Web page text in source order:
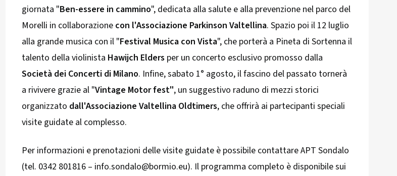
giornata "Ben-essere in cammino", dedicata alla salute e alla prevenzione nel parco del
Morelli in collaborazione con l'Associazione Parkinson Valtellina. Spazio poi il 12 luglio
alla grande musica con il "Festival Musica con Vista", che porterà a Pineta di Sortenna il
talento della violinista Hawijch Elders per un concerto esclusivo promosso dalla
Società dei Concerti di Milano. Infine, sabato 1° agosto, il fascino del passato tornerà
a rivivere grazie al "Vintage Motor fest", un suggestivo raduno di mezzi storici
organizzato dall'Associazione Valtellina Oldtimers, che offrirà ai partecipanti speciali
visite guidate al complesso.
Per informazioni e prenotazioni delle visite guidate è possibile contattare APT Sondalo
(tel. 0342 801816 – info.sondalo@bormio.eu). Il programma completo è disponibile sui